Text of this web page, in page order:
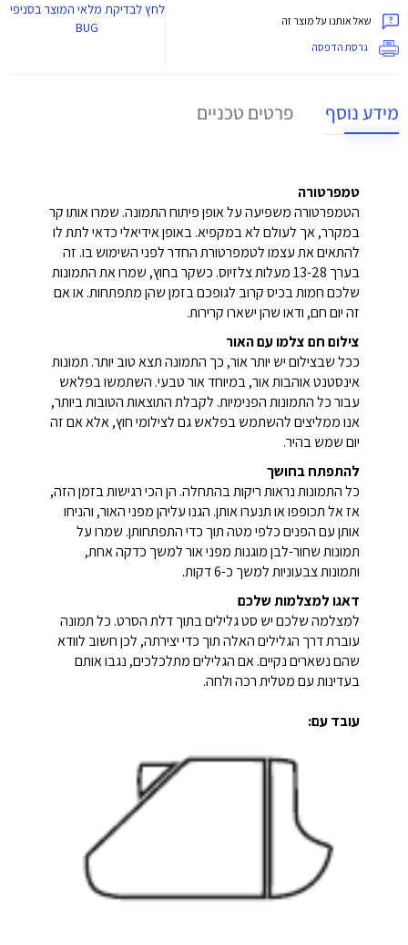
שאל אותנו על מוצר זה
גרסת הדפסה
לחץלבדיקת מלאי המוצר בסניפי
BUG
מידע נוסף פרטים טכניים
טמפרטורה
הטמפרטורה משפיעה על אופן פיתוח התמונה. שמרו אותו קר
במקרר, אך לעולם לא במקפיא. באופן אידיאלי כדאי לתת לו
להתאים את עצמו לטמפרטורת החדר לפני השימוש בו. זה
בערך 13-28 מעלות צלזיוס. כשקר בחוץ, שמרו את התמונות
שלכם חמות בכיס קרוב לגופכם בזמן שהן מתפתחות. או אם
זה יום חם, ודאו שהן ישארו קרירות.
צילום חם צלמו עם האור
ככל שבצילום יש יותר אור, כך התמונה תצא טוב יותר. תמונות
אינסטנט אוהבות אור, במיוחד אור טבעי. השתמשו בפלאש
עבור כל התמונות הפנימיות. לקבלת התוצאות הטובות ביותר,
אנו ממליצים להשתמש בפלאש גם לצילומי חוץ, אלא אם זה
יום שמש בהיר.
להתפתח בחושך
כל התמונות נראות ריקות בהתחלה. הן הכי רגישות בזמן הזה,
אז אל תכופפו או תנערו אותן. הגנו עליהן מפני האור, והניחו
אותן עם הפנים כלפי מטה תוך כדי התפתחותן. שמרו על
תמונות שחור-לבן מוגנות מפני אור למשך כדקה אחת,
ותמונות צבעוניות למשך כ-6 דקות.
דאגו למצלמות שלכם
למצלמה שלכם יש סט גלילים בתוך דלת הסרט. כל תמונה
עוברת דרך הגלילים האלה תוך כדי יצירתה, לכן חשוב לוודא
שהם נשארים נקיים. אם הגלילים מתלכלכים, נגבו אותם
בעדינות עם מטלית רכה ולחה.
עובד עם: